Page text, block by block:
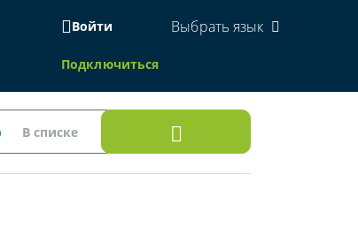
Войти
Подключиться
Выбрать язык